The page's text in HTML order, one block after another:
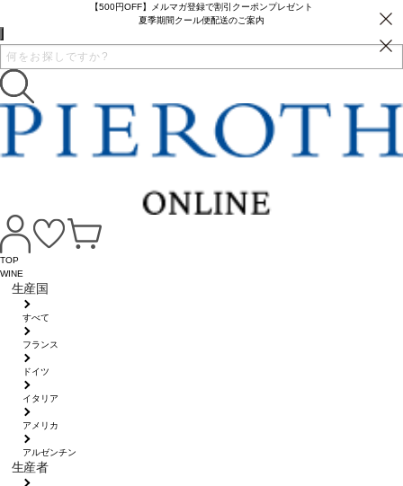
【500円OFF】メルマガ登録で割引クーポンプレゼント
夏季期間クール便配送のご案内
TOP
WINE
生産国
すべて
フランス
ドイツ
イタリア
アメリカ
アルゼンチン
生産者